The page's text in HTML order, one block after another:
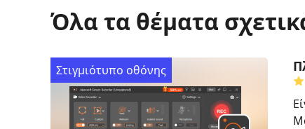
Όλα τα θέματα
Στιγμιότυπο οθόνης